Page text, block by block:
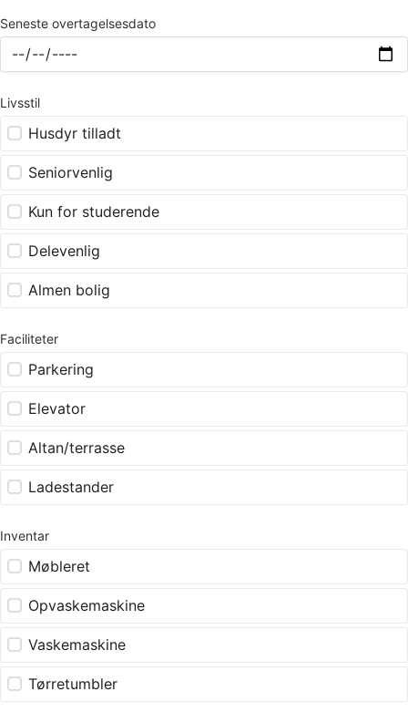
Seneste overtagelsesdato
Livsstil
Husdyr tilladt
Seniorvenlig
Kun for studerende
Delevenlig
Almen bolig
Faciliteter
Parkering
Elevator
Altan/terrasse
Ladestander
Inventar
Møbleret
Opvaskemaskine
Vaskemaskine
Tørretumbler